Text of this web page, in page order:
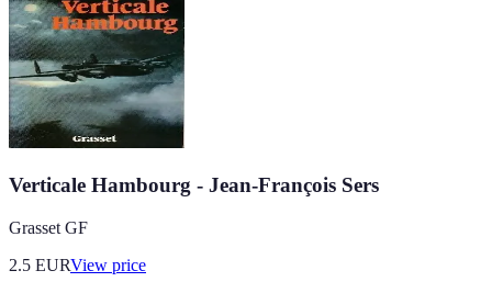
Verticale Hambourg - Jean-François Sers
Grasset GF
2.5 EURView price